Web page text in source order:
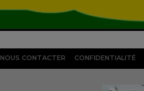
NOUS CONTACTER CONFIDENTIALITÉ